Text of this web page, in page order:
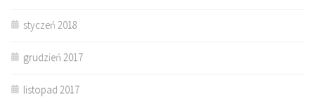
styczeń 2018
grudzień 2017
listopad 2017